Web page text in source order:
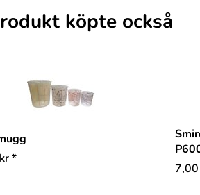
köpte också
kr*
7,00